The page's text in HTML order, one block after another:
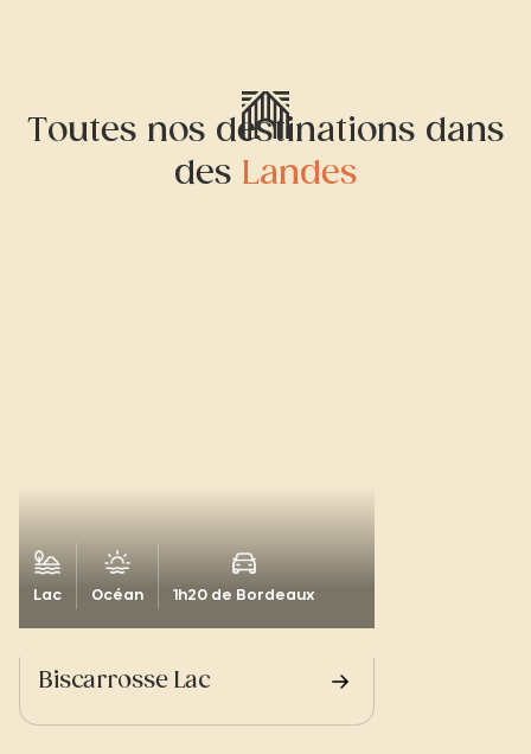
Toutes nos destinations dans
des
Landes
Lac Océan 1h20 de Bordeaux
Biscarrosse Lac